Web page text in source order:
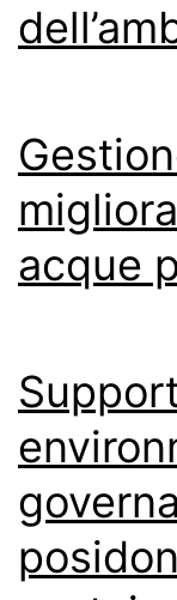
acque